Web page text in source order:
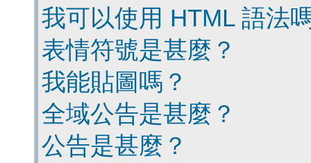
我可以使用 HTML 語法
表情符號是甚麼？
我能貼圖嗎？
全域公告是甚麼？
公告是甚麼？